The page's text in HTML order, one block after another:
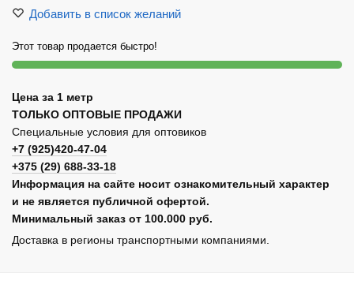
Добавить в список желаний
Этот товар продается быстро!
Цена за 1 метр
ТОЛЬКО ОПТОВЫЕ ПРОДАЖИ
Специальные условия для оптовиков
+7 (925)420-47-04
+375 (29) 688-33-18
Информация на сайте носит ознакомительный характер
и не является публичной офертой.
Минимальный заказ от 100.000 руб.
Доставка в регионы транспортными компаниями.